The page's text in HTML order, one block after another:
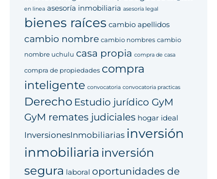
en linea asesoría inmobiliaria asesoría legal
bienes raíces cambio apellidos
cambio nombre cambio nombres cambio
nombre uchulu casa propia compra de casa
compra de propiedades compra
inteligente convocatoria convocatoria practicas
Derecho Estudio jurídico GyM
GyM remates judiciales hogar ideal
InversionesInmobiliarias inversión
inmobiliaria inversión
segura laboral oportunidades de